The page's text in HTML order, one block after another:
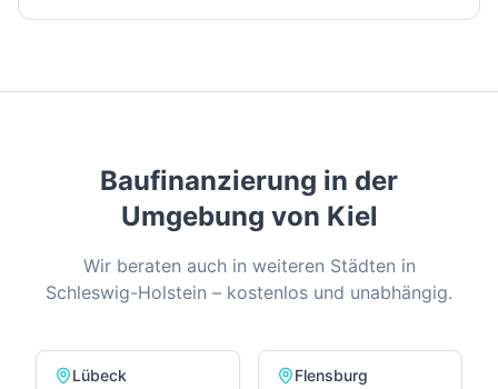
Baufinanzierung in der
Umgebung von Kiel
Wir beraten auch in weiteren Städten in
Schleswig-Holstein – kostenlos und unabhängig.
Lübeck Flensburg